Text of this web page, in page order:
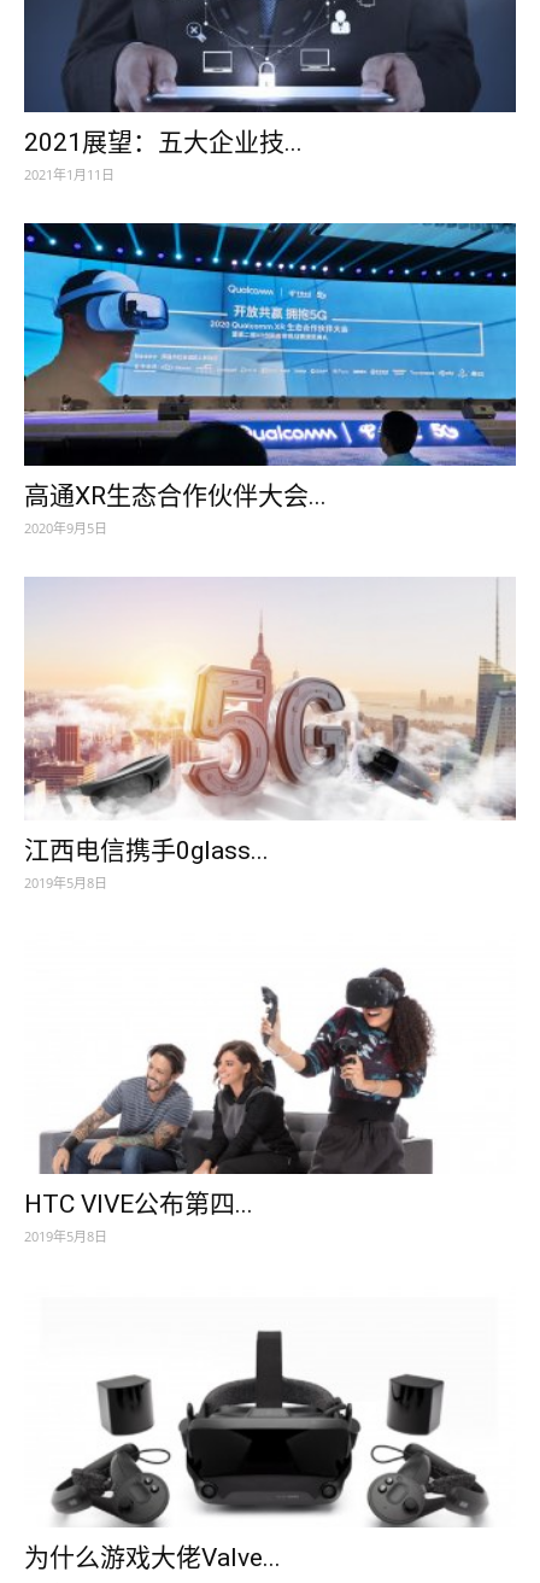
2021展望：五大企业技...
2021年1月11日
高通XR生态合作伙伴大会...
2020年9月5日
江西电信携手0glass...
2019年5月8日
HTC VIVE公布第四...
2019年5月8日
为什么游戏大佬Valve...